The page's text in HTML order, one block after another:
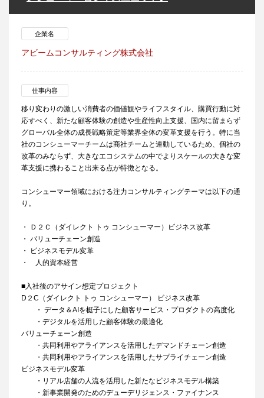
企業名
アビームコンサルティング株式会社
仕事内容
移り変わりの激しい消費者の価値観やライフスタイル、購買行動に対
応すべく、新たな顧客体験の創造や生産性向上支援、国内に留まらず
グローバル全体の成長戦略策定等業界全体の変革支援を行う。特に当
社のコンシューマーチームは商社チームと連動しているため、個社の
改革のみならず、大きなエコシステムの中でよりスケールの大きな変
革支援に携わること出来る点が特徴となる。
コンシューマー領域における注力コンサルティングテーマは以下の通
り。
・ Ｄ２Ｃ（ダイレクト トゥ コンシューマー）ビジネス改革
・ バリューチェーン創造
・ ビジネスモデル変革
・ 人的資本経営
■入社後のアサイン想定プロジェクト
D２C（ダイレクト トゥ コンシューマー） ビジネス改革
・ データ＆AIを梃子にした顧客サービス・プロダクトの高度化
・デジタルを活用した顧客体験の最適化
バリューチェーン創造
・共同利用やアライアンスを活用したデマンドチェーン創造
・共同利用やアライアンスを活用したサプライチェーン創造
ビジネスモデル変革
・リアル店舗の人流を活用した新たなビジネスモデル構築
・新事業開発のためのデューデリジェンス・ファイナンス